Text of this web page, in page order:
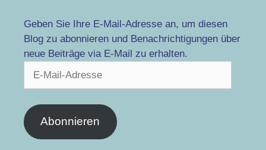
Geben Sie Ihre E-Mail-Adresse an, um diesen
Blog zu abonnieren und Benachrichtigungen über
neue Beiträge via E-Mail zu erhalten.
Abonnieren